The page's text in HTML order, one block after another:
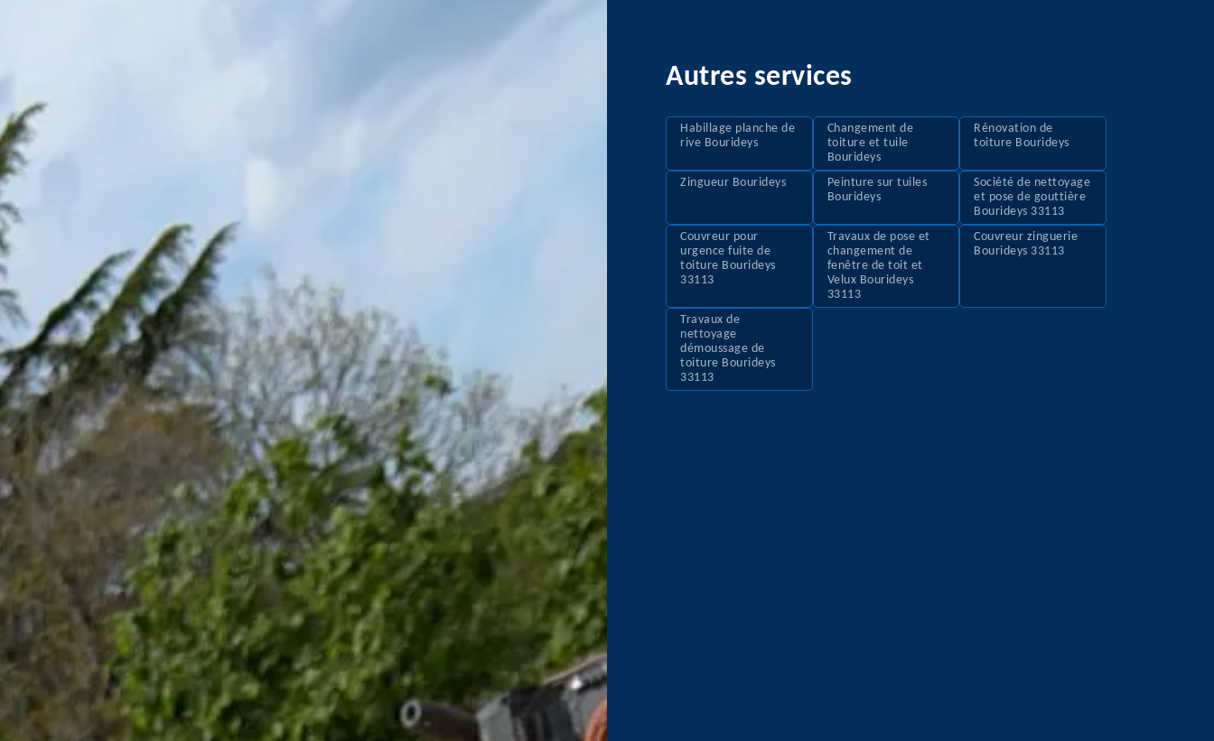
Autres services
Habillage planche de
rive Bourideys
Changement de
toiture et tuile
Bourideys
Rénovation de
toiture Bourideys
Zingueur Bourideys
Peinture sur tuiles
Bourideys
Société de nettoyage
et pose de gouttière
Bourideys 33113
Couvreur pour
urgence fuite de
toiture Bourideys
33113
Travaux de pose et
changement de
fenêtre de toit et
Velux Bourideys
33113
Couvreur zinguerie
Bourideys 33113
Travaux de
nettoyage
démoussage de
toiture Bourideys
33113